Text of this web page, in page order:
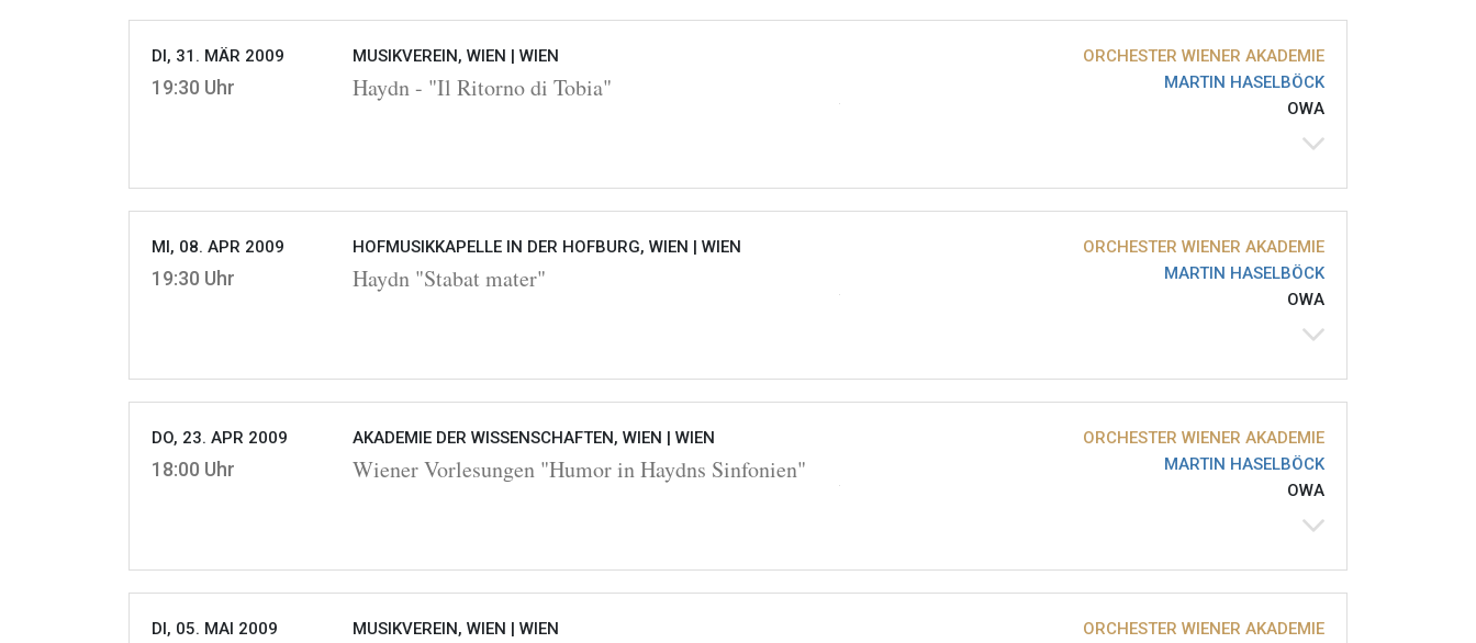
DI, 31. MÄR 2009
19:30 Uhr
MUSIKVEREIN, WIEN | WIEN
Haydn - "Il Ritorno di Tobia"
ORCHESTER WIENER AKADEMIE
MARTIN HASELBÖCK
OWA
MI, 08. APR 2009
19:30 Uhr
HOFMUSIKKAPELLE IN DER HOFBURG, WIEN | WIEN
Haydn "Stabat mater"
ORCHESTER WIENER AKADEMIE
MARTIN HASELBÖCK
OWA
DO, 23. APR 2009
18:00 Uhr
AKADEMIE DER WISSENSCHAFTEN, WIEN | WIEN
Wiener Vorlesungen "Humor in Haydns Sinfonien"
ORCHESTER WIENER AKADEMIE
MARTIN HASELBÖCK
OWA
DI, 05. MAI 2009 MUSIKVEREIN, WIEN | WIEN
ORCHESTER WIENER AKADEMIE